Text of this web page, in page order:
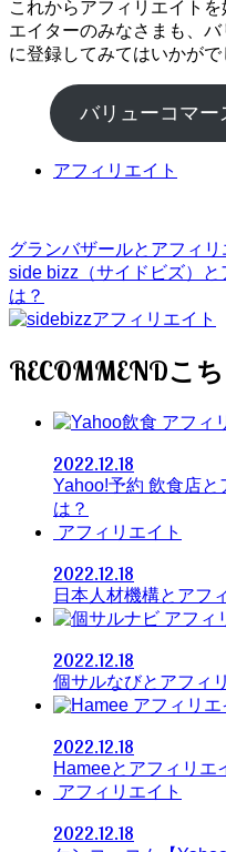
これからアフィリエイト
エイターのみなさまも、
に登録してみてはいかがで
バリューコマー
アフィリエイト
グランバザールとアフィ
side bizz（サイドビズ）
は？
RECOMMEND
アフィ
2022.12.18
Yahoo!予約 飲食店
は？
アフィリエイト
2022.12.18
日本人材機構とアフ
アフィ
2022.12.18
個サルなびとアフィ
アフィリエ
2022.12.18
Hameeとアフィリエ
アフィリエイト
2022.12.18